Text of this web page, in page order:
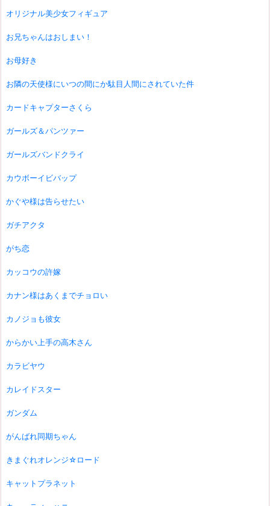
オリジナル美少女フィギュア
お兄ちゃんはおしまい！
お母好き
お隣の天使様にいつの間にか駄目人間にされていた件
カードキャプターさくら
ガールズ＆パンツァー
ガールズバンドクライ
カウボーイビバップ
かぐや様は告らせたい
ガチアクタ
がち恋
カッコウの許嫁
カナン様はあくまでチョロい
カノジョも彼女
からかい上手の高木さん
カラビヤウ
カレイドスター
ガンダム
がんばれ同期ちゃん
きまぐれオレンジ☆ロード
キャットプラネット